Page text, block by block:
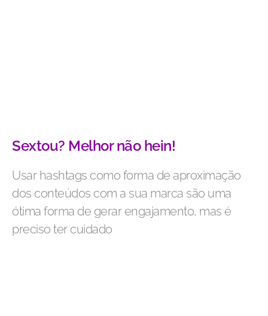
Sextou? Melhor não hein!
Usar hashtags como forma de aproximação
dos conteúdos com a sua marca são uma
ótima forma de gerar engajamento, mas é
preciso ter cuidado